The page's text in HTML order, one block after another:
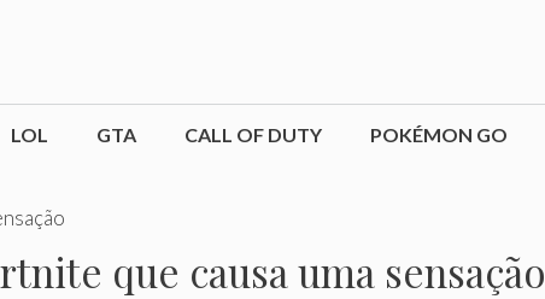
LOL GTA CALL OF DUTY POKÉMON GO
que causa uma sensação